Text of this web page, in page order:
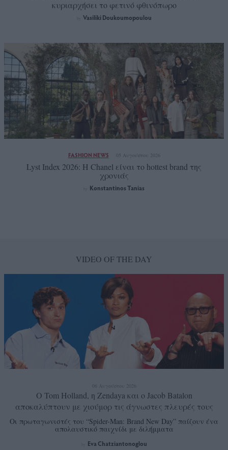
κυριαρχήσει το φετινό φθινόπωρο
Vasiliki Doukoumopoulou
FASHION NEWS 05 Αυγούστου 2026
Lyst Index 2026: Η Chanel είναι το hottest brand της
χρονιάς
Konstantinos Tanias
VIDEO OF THE DAY
06 Αυγούστου 2026
Ο Tom Holland, η Zendaya και ο Jacob Batalon
αποκαλύπτουν με χιούμορ τις άγνωστες πλευρές τους
Οι πρωταγωνιστές του “Spider-Man: Brand New Day” παίζουν ένα
απολαυστικό παιχνίδι με διλήμματα
Eva Chatziantonoglou